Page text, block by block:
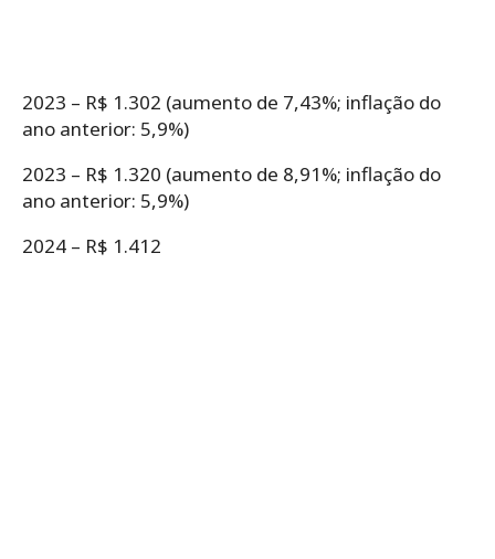
2023 – R$ 1.302 (aumento de 7,43%; inflação do
ano anterior: 5,9%)
2023 – R$ 1.320 (aumento de 8,91%; inflação do
ano anterior: 5,9%)
2024 – R$ 1.412